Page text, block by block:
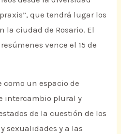
que tendrá lugar los
la ciudad de Rosario. El
vence el 15 de
como un espacio de
intercambio plural y
de la cuestión de los
sexualidades y a las